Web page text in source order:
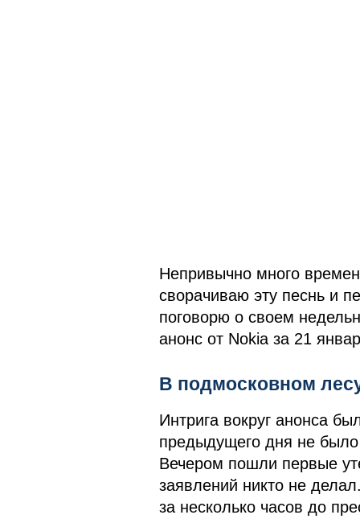
Непривычно много
сворачиваю эту песнь и
поговорю о своем
анонс от Nokia за 21
В подмосковном
Интрига вокруг анонса
предыдущего дня не было
Вечером пошли первые
заявлений никто не
за несколько часов до